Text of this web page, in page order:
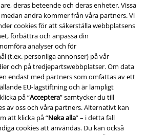
deras beteende och deras enheter. Vissa
medan andra kommer från våra partners. Vi
cookies för att säkerställa webbplatsens
förbättra och anpassa din
analyser och för
(t.ex. personliga annonser) på vår
och på tredjepartswebbplatser. Om data
endast med partners som omfattas av ett
EU-lagstiftning och är lämpligt
på “Acceptera” samtycker du till
av oss och våra partners. Alternativt kan
att klicka på “Neka alla” – i detta fall
cookies att användas. Du kan också
Villkor